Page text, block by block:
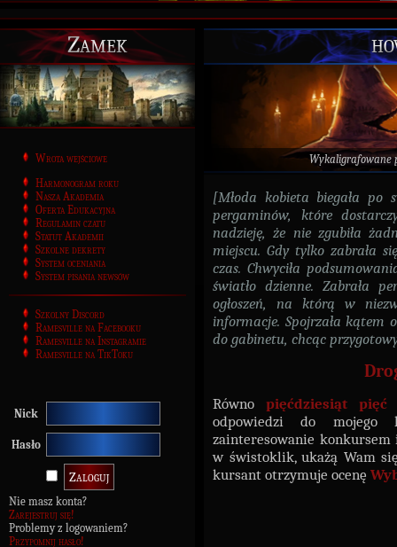
Zamek
Wrota wejściowe
Harmonogram roku
Nasza Akademia
Oferta Edukacyjna
Regulamin czatu
Statut Akademii
Szkolne dekrety
System oceniania
System pisania newsów
Szkolny Discord
Ramesville na Facebooku
Ramesville na Instagramie
Ramesville na TikToku
Nick
Hasło
Nie masz konta?
Zarejestruj się!
Problemy z logowaniem?
Przypomnij hasło!
Wykaligrafowane
[Młoda kobieta biegała po
pergaminów, które
nadzieję, że nie zgubiła
miejscu. Gdy tylko zabrała
czas. Chwyciła
światło dzienne. Zabrała
ogłoszeń, na którą w
informacje. Spojrzała kątem
do gabinetu, chcąc
Równopięćdziesiąt pięć
odpowiedzi do
zainteresowanie
w świstoklik, ukażą Wam
kursant otrzymuje ocenę